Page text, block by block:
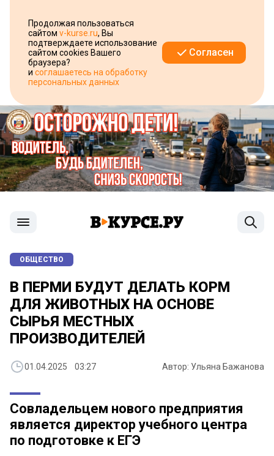
Продолжая пользоваться
сайтом v-kurse.ru, Вы
подтверждаете использование
сайтом cookies Вашего
браузера?
и соглашаетесь на обработку
персональных данных
Согласен
ОБЩЕСТВО
В ПЕРМИ БУДУТ ДЕЛАТЬ КОРМ
ДЛЯ ЖИВОТНЫХ НА ОСНОВЕ
СЫРЬЯ МЕСТНЫХ
ПРОИЗВОДИТЕЛЕЙ
01.04.2025 03:27 Автор: Ульяна Бажанова
Совладельцем нового предприятия
является директор учебного центра
по подготовке к ЕГЭ